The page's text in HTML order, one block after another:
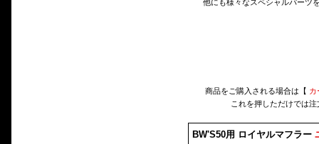
他にも様々なスペシャルパーツ
商品をご購入される場合は【 カ
これを押しただけでは
BW'S50用 ロイヤルマフラー